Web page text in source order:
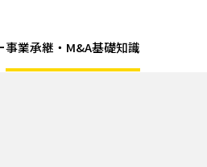
事業承継・M&A基礎知識